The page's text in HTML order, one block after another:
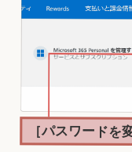
［パスワードを